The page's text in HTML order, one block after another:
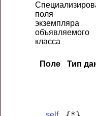
поля
экземпляра
объявляемого
класса
Поле Тип